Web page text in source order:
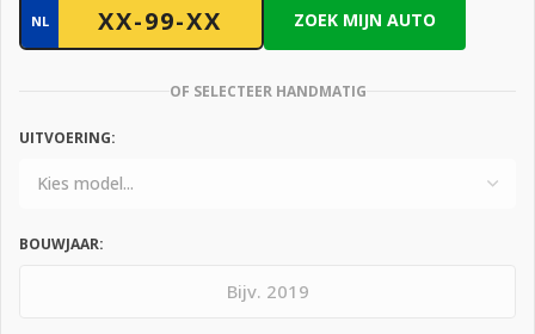
NL ZOEK MIJN AUTO
OF SELECTEER HANDMATIG
UITVOERING:
BOUWJAAR: